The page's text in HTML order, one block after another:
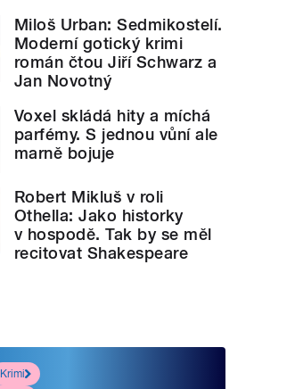
Miloš Urban: Sedmikostelí.
Moderní gotický krimi
román čtou Jiří Schwarz a
Jan Novotný
Voxel skládá hity a míchá
parfémy. S jednou vůní ale
marně bojuje
Robert Mikluš v roli
Othella: Jako historky
v hospodě. Tak by se měl
recitovat Shakespeare
Krimi